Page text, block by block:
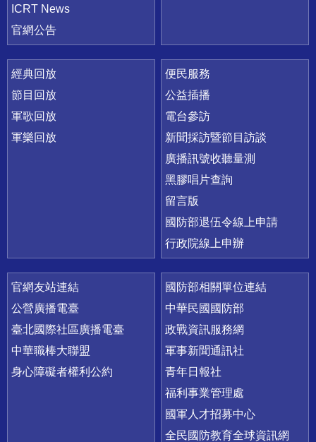
ICRT News
官網公告
經典回放
節目回放
軍歌回放
軍樂回放
便民服務
公益插播
電台參訪
新聞採訪暨節目訪談
廣播訊號收聽量測
黑膠唱片查詢
留言版
國防部退伍令線上申請
行政院線上申辦
官網友站連結
公營廣播電臺
臺北國際社區廣播電臺
中華職棒大聯盟
身心障礙者權利公約
國防部相關單位連結
中華民國國防部
政戰資訊服務網
軍事新聞通訊社
青年日報社
福利事業管理處
國軍人才招募中心
全民國防教育全球資訊網